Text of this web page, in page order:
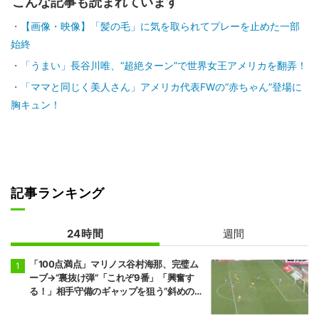
【画像・映像】「髪の毛」に気を取られてプレーを止めた一部
始終
「うまい」長谷川唯、“超絶ターン”で世界女王アメリカを翻弄！
「ママと同じく美人さん」アメリカ代表FWの“赤ちゃん”登場に
胸キュン！
記事ランキング
24時間 週間
「100点満点」マリノス谷村海那、完璧ム
ーブ→“裏抜け弾”「これぞ9番」「興奮す
る！」相手守備のギャップを狙う”斜めの抜